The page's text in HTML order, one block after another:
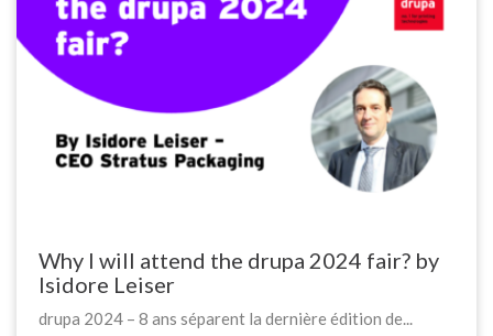
Why I will attend the drupa 2024 fair? by
Isidore Leiser
drupa 2024 – 8 ans séparent la dernière édition de...